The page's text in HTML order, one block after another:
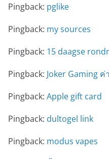
Pingback: pglike
Pingback: my sources
Pingback: 15 daagse
Pingback: Joker Gaming
Pingback: Apple gift card
Pingback: dultogel link
Pingback: modus vapes